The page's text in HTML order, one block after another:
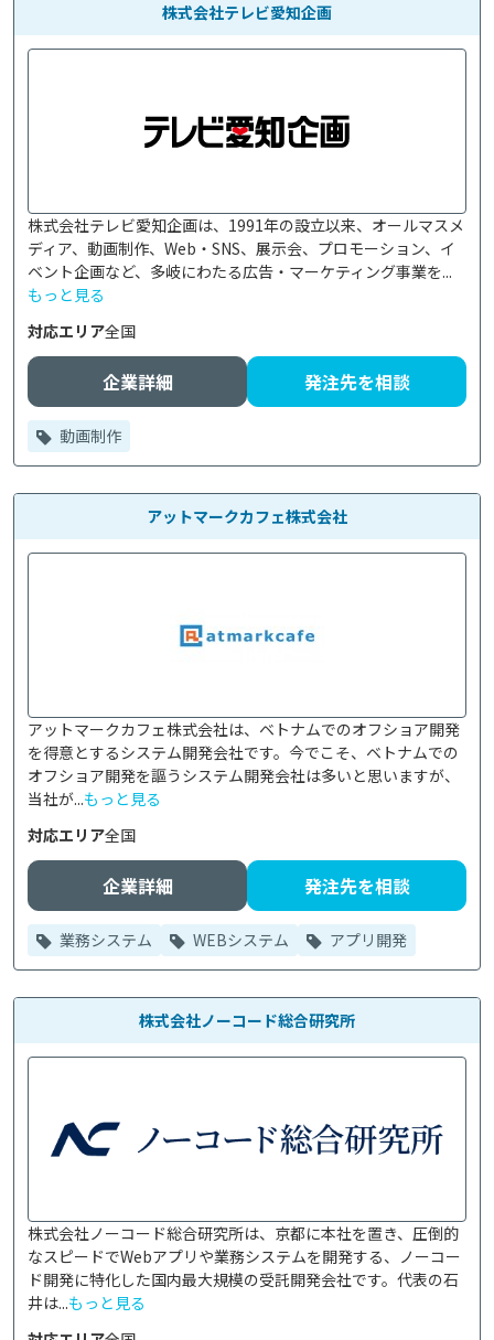
株式会社テレビ愛知企画
株式会社テレビ愛知企画は、1991年の設立以来、オールマスメ
ディア、動画制作、Web・SNS、展示会、プロモーション、イ
ベント企画など、多岐にわたる広告・マーケティング事業を...
もっと見る
対応エリア全国
企業詳細 発注先を相談
動画制作
アットマークカフェ株式会社
アットマークカフェ株式会社は、ベトナムでのオフショア開発
を得意とするシステム開発会社です。今でこそ、ベトナムでの
オフショア開発を謳うシステム開発会社は多いと思いますが、
当社が...もっと見る
対応エリア全国
企業詳細 発注先を相談
業務システム WEBシステム アプリ開発
株式会社ノーコード総合研究所
株式会社ノーコード総合研究所は、京都に本社を置き、圧倒的
なスピードでWebアプリや業務システムを開発する、ノーコー
ド開発に特化した国内最大規模の受託開発会社です。代表の石
井は...もっと見る